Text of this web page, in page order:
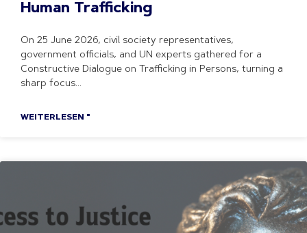
Human Trafficking
On 25 June 2026, civil society representatives,
government officials, and UN experts gathered for a
Constructive Dialogue on Trafficking in Persons, turning a
sharp focus
WEITERLESEN "